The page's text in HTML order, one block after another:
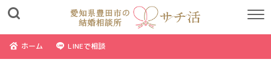
ホーム LINEで相談